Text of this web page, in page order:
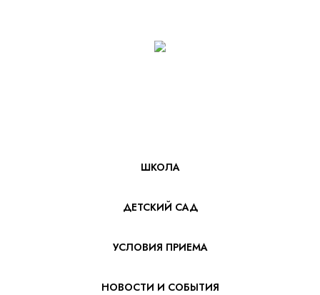
ШКОЛА
ДЕТСКИЙ САД
УСЛОВИЯ ПРИЕМА
НОВОСТИ И СОБЫТИЯ